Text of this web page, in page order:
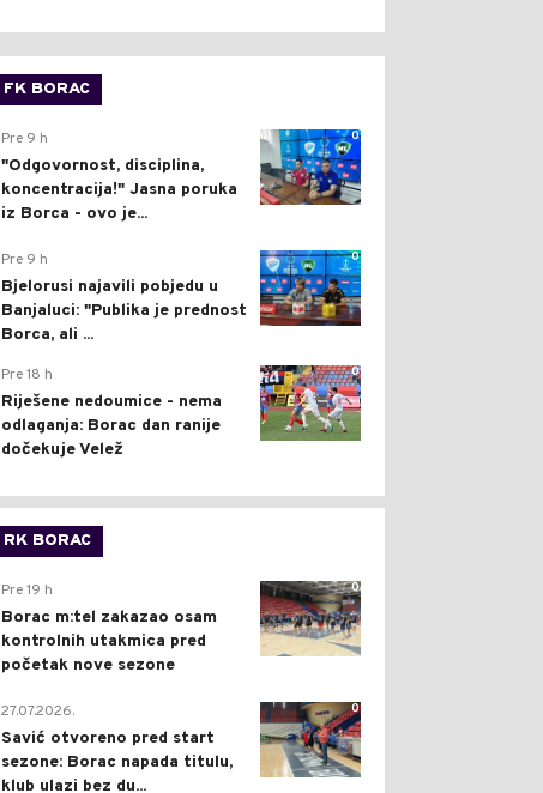
FK BORAC
0
Pre 9 h
"Odgovornost, disciplina,
koncentracija!" Jasna poruka
iz Borca - ovo je...
0
Pre 9 h
Bjelorusi najavili pobjedu u
Banjaluci: "Publika je prednost
Borca, ali ...
0
Pre 18 h
Riješene nedoumice - nema
odlaganja: Borac dan ranije
dočekuje Velež
RK BORAC
0
Pre 19 h
Borac m:tel zakazao osam
kontrolnih utakmica pred
početak nove sezone
0
27.07.2026.
Savić otvoreno pred start
sezone: Borac napada titulu,
klub ulazi bez du...